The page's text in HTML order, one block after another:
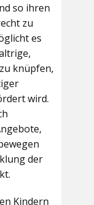
so ihren
zu
es
knüpfen,
wird.
der
Kindern